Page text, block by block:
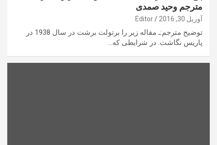
مترجم وحید صمدی
آوریل 30, 2016 Editor
توضیح مترجم:ـ مقاله زیر را برتولت برشت در سال 1938 در
پاریس نگاشت. در شرایطی که…